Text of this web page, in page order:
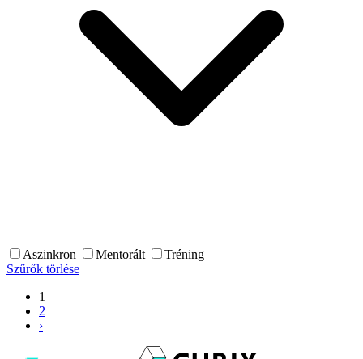
Aszinkron Mentorált
Tréning
Szűrők törlése
1
2
›